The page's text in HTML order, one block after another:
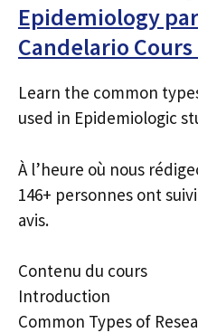
Epidemiology
Candelario
Learn the common
used in Epidemiologic
À l’heure où nous
146+ personnes ont
avis.
Contenu du cours
Introduction
Common Types of